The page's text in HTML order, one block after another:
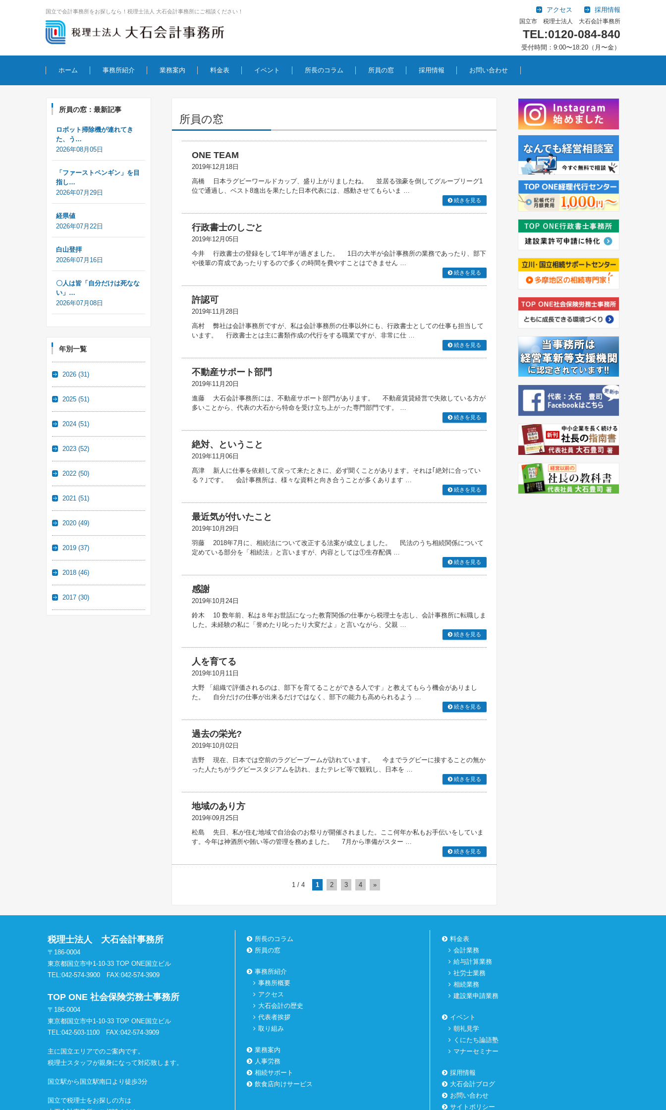
国立で会計事務所をお探しなら！税理士法人 大石会計事務所にご相談ください！ アクセス 採用情報
国立市 税理士法人 大石会計事務所
TEL:0120-084-840
受付時間：9:00〜18:20（月〜金）
ホーム
事務所紹介 業務案内 料金表 イベント 所長のコラム 所員の窓 採用情報 お問い合わせ
所員の窓
ONE TEAM
2019年12月18日
高橋 日本ラグビーワールドカップ、盛り上がりましたね。 並居る強豪を倒してグループリーグ1
位で通過し、ベスト8進出を果たした日本代表には、感動させてもらいま …
続きを見る
行政書士のしごと
2019年12月05日
今井 行政書士の登録をして1年半が過ぎました。 1日の大半が会計事務所の業務であったり、部下
や後輩の育成であったりするので多くの時間を費やすことはできません …
続きを見る
許認可
2019年11月28日
高村 弊社は会計事務所ですが、私は会計事務所の仕事以外にも、行政書士としての仕事も担当して
います。 行政書士とは主に書類作成の代行をする職業ですが、非常に仕 …
続きを見る
不動産サポート部門
2019年11月20日
進藤 大石会計事務所には、不動産サポート部門があります。 不動産賃貸経営で失敗している方が
多いことから、代表の大石から特命を受け立ち上がった専門部門です。 …
続きを見る
絶対、ということ
2019年11月06日
髙津 新人に仕事を依頼して戻って来たときに、必ず聞くことがあります。それは｢絶対に合ってい
る？｣です。 会計事務所は、様々な資料と向き合うことが多くあります …
続きを見る
最近気が付いたこと
2019年10月29日
羽藤 2018年7月に、相続法について改正する法案が成立しました。 民法のうち相続関係について
定めている部分を「相続法」と言いますが、内容としては①生存配偶 …
続きを見る
感謝
2019年10月24日
鈴木 10 数年前、私は８年お世話になった教育関係の仕事から税理士を志し、会計事務所に転職しま
した。未経験の私に「誉めたり叱ったり大変だよ」と言いながら、父親 …
続きを見る
人を育てる
2019年10月11日
大野 「組織で評価されるのは、部下を育てることができる人です」と教えてもらう機会がありまし
た。 自分だけの仕事が出来るだけではなく、部下の能力も高められるよう …
続きを見る
過去の栄光?
2019年10月02日
吉野 現在、日本では空前のラグビーブームが訪れています。 今までラグビーに接することの無か
った人たちがラグビースタジアムを訪れ、またテレビ等で観戦し、日本を …
続きを見る
地域のあり方
2019年09月25日
松島 先日、私が住む地域で自治会のお祭りが開催されました。ここ何年か私もお手伝いをしていま
す。今年は神酒所や賄い等の管理を務めました。 7月から準備がスター …
続きを見る
1 / 4 1 2 3 4 »
所員の窓：最新記事
ロボット掃除機が連れてき
た、う…
2026年08月05日
「ファーストペンギン」を目
指し…
2026年07月29日
経県値
2026年07月22日
白山登拝
2026年07月16日
〇人は皆「自分だけは死なな
い」…
2026年07月08日
年別一覧
2026(31)
2025(51)
2024(51)
2023(52)
2022(50)
2021(51)
2020(49)
2019(37)
2018(46)
2017(30)
税理士法人 大石会計事務所
〒186-0004
東京都国立市中1-10-33 TOP ONE国立ビル
TEL:042-574-3900
FAX:042-574-3909
TOP ONE 社会保険労務士事務所
〒186-0004
東京都国立市中1-10-33 TOP ONE国立ビル
TEL:042-503-1100
FAX:042-574-3909
主に国立エリアでのご案内です。
税理士スタッフが親身になって対応致します。
国立駅から国立駅南口より徒歩3分
国立で税理士をお探しの方は
所長のコラム
所員の窓
事務所紹介
事務所概要
アクセス
大石会計の歴史
代表者挨拶
取り組み
業務案内
人事労務
相続サポート
飲食店向けサービス
料金表
会計業務
給与計算業務
社労士業務
相続業務
建設業申請業務
イベント
朝礼見学
くにたち論語塾
マナーセミナー
採用情報
大石会計ブログ
お問い合わせ
サイトポリシー